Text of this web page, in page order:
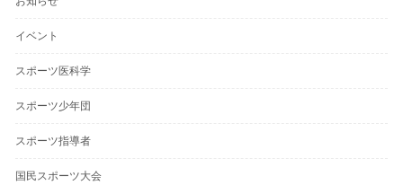
イベント
スポーツ医科学
スポーツ少年団
スポーツ指導者
国民スポーツ大会